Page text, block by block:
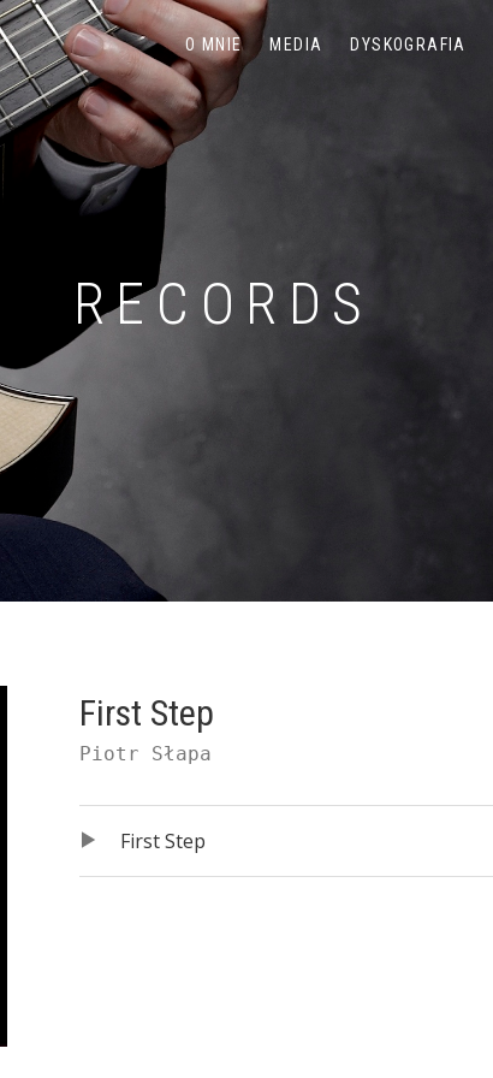
O MNIE MEDIA DYSKOGRAFIA
RECORDS
First Step
Piotr Słapa
Record Tracklist
First Step